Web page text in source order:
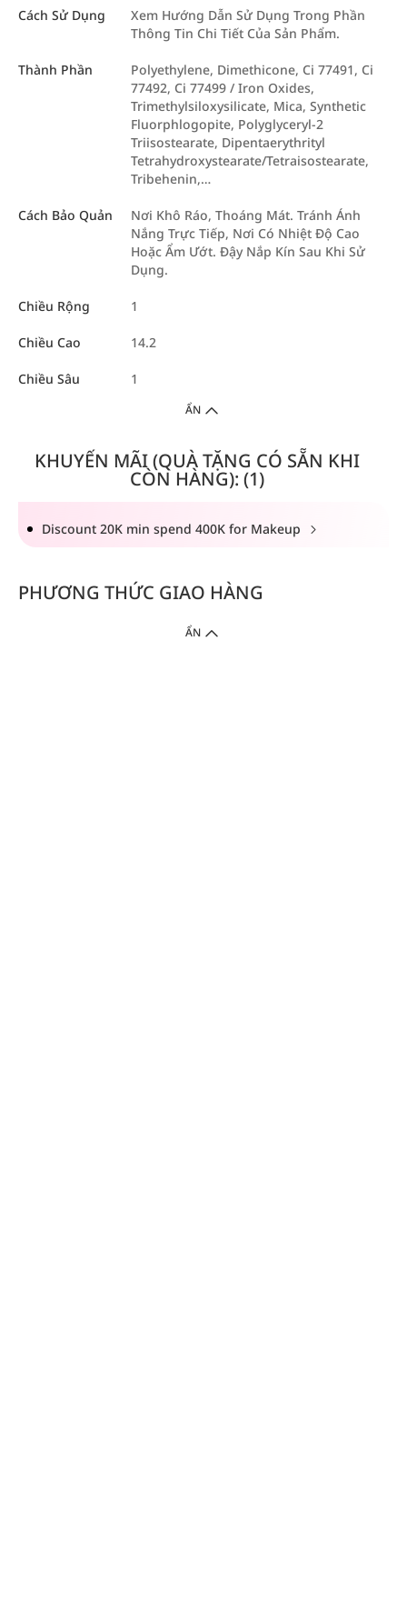
Cách Sử Dụng
Xem Hướng Dẫn Sử Dụng Trong Phần
Thông Tin Chi Tiết Của Sản Phẩm.
Thành Phần
Polyethylene, Dimethicone, Ci 77491, Ci
77492, Ci 77499 / Iron Oxides,
Trimethylsiloxysilicate, Mica, Synthetic
Fluorphlogopite, Polyglyceryl-2
Triisostearate, Dipentaerythrityl
Tetrahydroxystearate/Tetraisostearate,
Tribehenin,…
Cách Bảo Quản
Nơi Khô Ráo, Thoáng Mát. Tránh Ánh
Nắng Trực Tiếp, Nơi Có Nhiệt Độ Cao
Hoặc Ẩm Ướt. Đậy Nắp Kín Sau Khi Sử
Dụng.
Chiều Rộng 1
Chiều Cao 14.2
Chiều Sâu 1
ẨN
KHUYẾN MÃI (QUÀ TẶNG CÓ SẴN KHI
CÒN HÀNG): (1)
Discount 20K min spend 400K for Makeup
PHƯƠNG THỨC GIAO HÀNG
ẨN